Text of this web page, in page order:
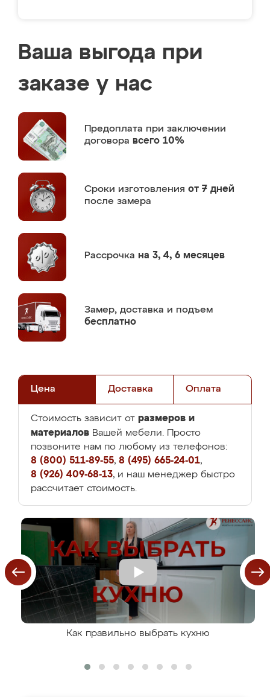
Ваша выгода при
заказе у нас
Предоплата при заключении
договора всего 10%
Сроки изготовления от 7 дней
после замера
Рассрочка на 3, 4, 6 месяцев
Замер, доставка и подъем
бесплатно
Цена Доставка Оплата
Стоимость зависит от размеров и
материалов Вашей мебели. Просто
позвоните нам по любому из телефонов:
8 (800) 511-89-55, 8 (495) 665-24-01,
8 (926) 409-68-13, и наш менеджер быстро
рассчитает стоимость.
Как правильно выбрать кухню